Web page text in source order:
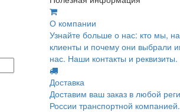
О компании
Узнайте больше о нас: кто мы,
клиенты и почему они выбрали
нас. Наши контакты и реквизиты.
Доставка
Доставим ваш заказ в любой
России транспортной компанией.